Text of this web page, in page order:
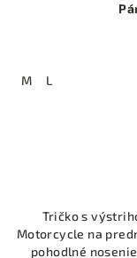
M
L
Tričko s
Motorcycle na
pohodlné